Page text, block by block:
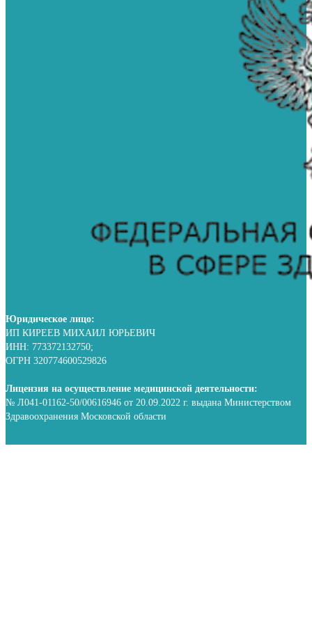
Юридическое лицо:
ИП КИРЕЕВ МИХАИЛ ЮРЬЕВИЧ
ИНН: 773372132750;
ОГРН 320774600529826
Лицензия на осуществление медицинской деятельности:
№ Л041-01162-50/00616946 от 20.09.2022 г. выдана Министерством
Здравоохранения Московской области